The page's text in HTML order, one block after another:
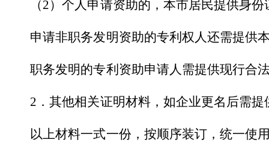
（2）个人申请资助的，本市居民提供身
申请非职务发明资助的专利权人还需提供
职务发明的专利资助申请人需提供现行合
2．其他相关证明材料，如企业更名后需
以上材料一式一份，按顺序装订，统一使